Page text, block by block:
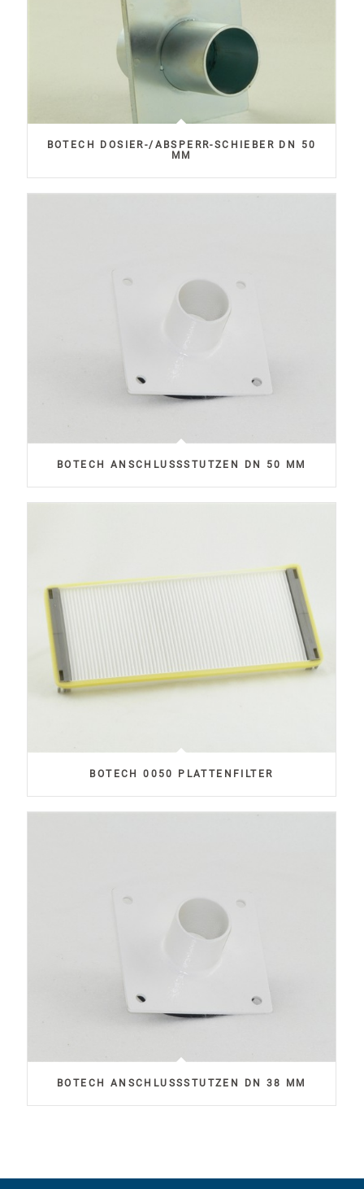
BOTECH DOSIER-/ABSPERR-SCHIEBER DN 50
MM
BOTECH ANSCHLUSSSTUTZEN DN 50 MM
BOTECH 0050 PLATTENFILTER
BOTECH ANSCHLUSSSTUTZEN DN 38 MM